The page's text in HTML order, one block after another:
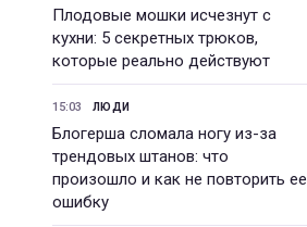
Плодовые мошки исчезнут с
кухни: 5 секретных трюков,
которые реально действуют
15:03 ЛЮДИ
Блогерша сломала ногу из-за
трендовых штанов: что
произошло и как не повторить ее
ошибку